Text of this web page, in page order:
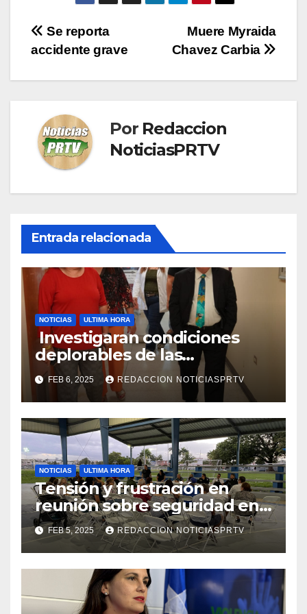
Navegación
Muere Myraida
Chavez Carbia
Se reporta
accidente grave
Por Redaccion
NoticiasPRTV
Entrada relacionada
NOTICIAS ULTIMA HORA
Investigaran condiciones
deplorables de las
facilidades el Departamento
de la Salud en Mayagüez
FEB 6, 2025 REDACCION NOTICIASPRTV
NOTICIAS ULTIMA HORA
Tensión y frustración en
reunión sobre seguridad en
Reparto Metropolitano
FEB 5, 2025 REDACCION NOTICIASPRTV